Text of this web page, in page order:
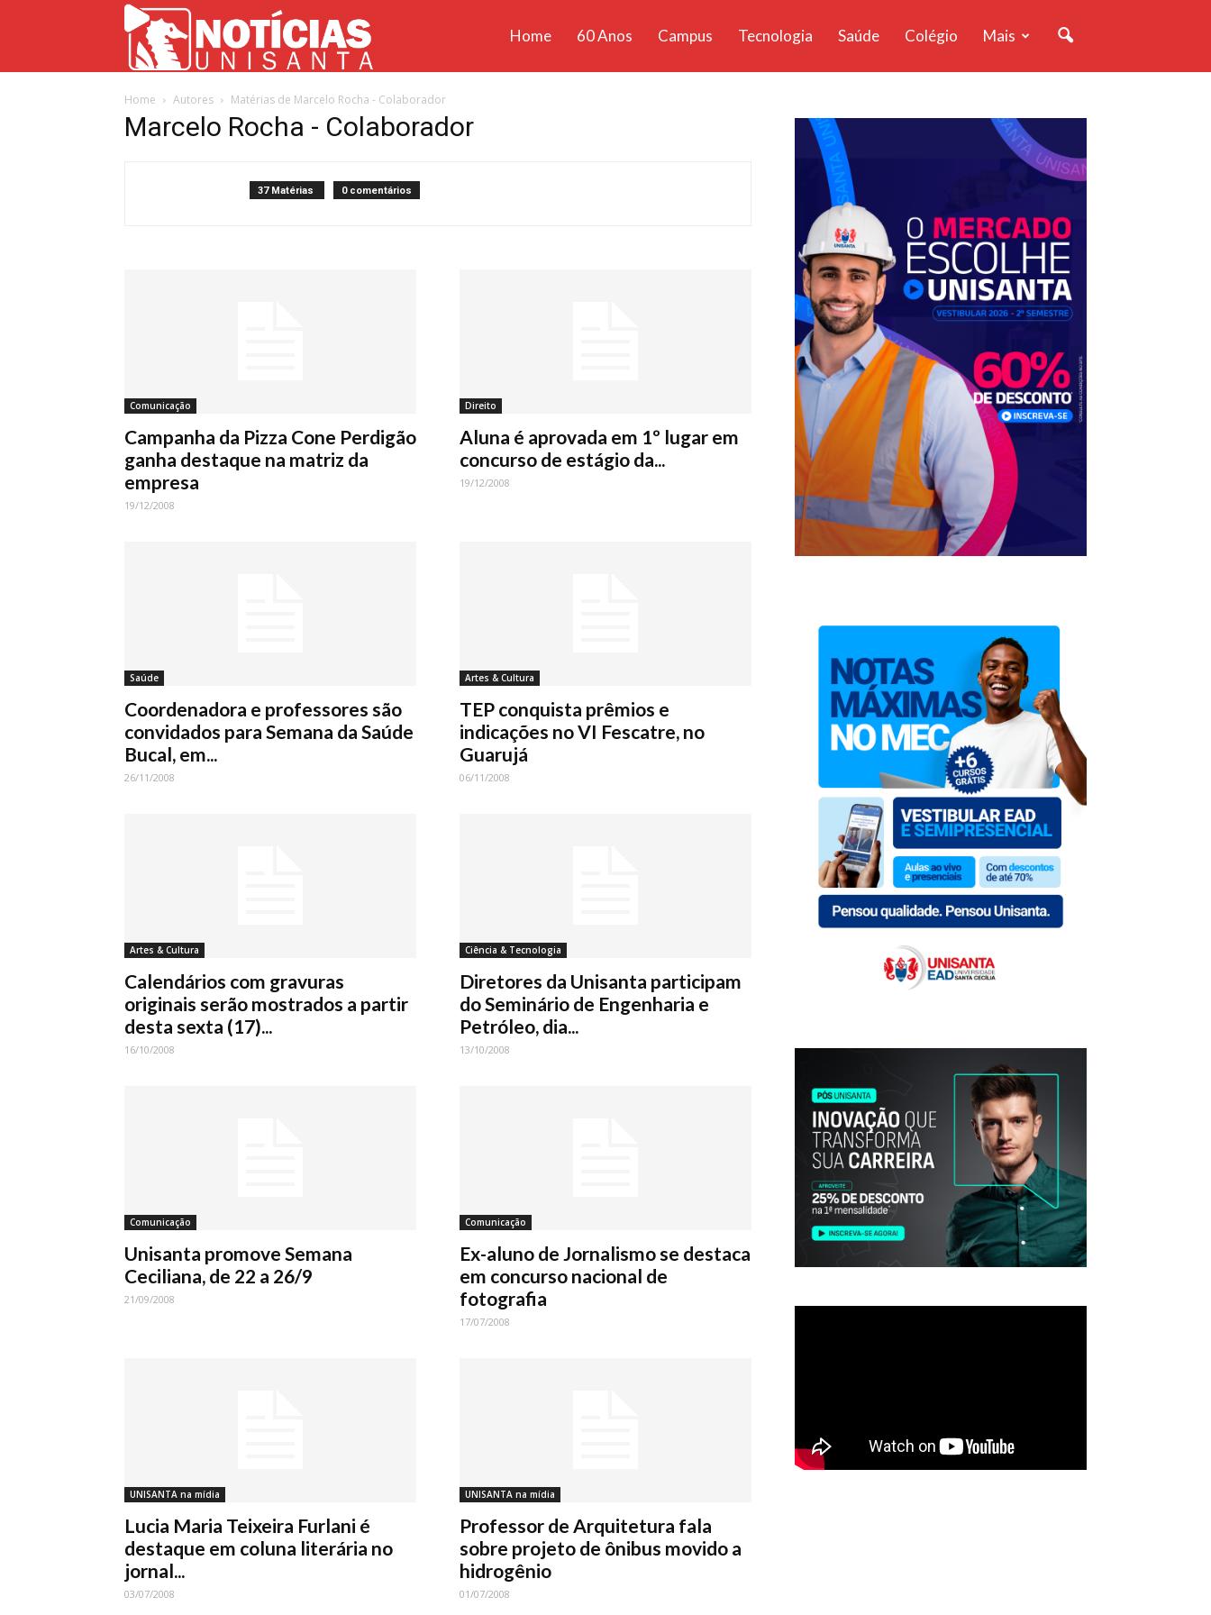
Unisanta
Home 60 Anos Campus Tecnologia Saúde Colégio Mais
Home Autores Matérias de Marcelo Rocha - Colaborador
Marcelo Rocha - Colaborador
37 Matérias 0 comentários
Comunicação
Campanha da Pizza Cone Perdigão
ganha destaque na matriz da
empresa
19/12/2008
Direito
Aluna é aprovada em 1º lugar em
concurso de estágio da...
19/12/2008
Saúde
Coordenadora e professores são
convidados para Semana da Saúde
Bucal, em...
26/11/2008
Artes & Cultura
TEP conquista prêmios e
indicações no VI Fescatre, no
Guarujá
06/11/2008
Artes & Cultura
Calendários com gravuras
originais serão mostrados a partir
desta sexta (17)...
16/10/2008
Ciência & Tecnologia
Diretores da Unisanta participam
do Seminário de Engenharia e
Petróleo, dia...
13/10/2008
Comunicação
Unisanta promove Semana
Ceciliana, de 22 a 26/9
21/09/2008
Comunicação
Ex-aluno de Jornalismo se destaca
em concurso nacional de
fotografia
17/07/2008
UNISANTA na mídia
Lucia Maria Teixeira Furlani é
destaque em coluna literária no
jornal...
03/07/2008
UNISANTA na mídia
Professor de Arquitetura fala
sobre projeto de ônibus movido a
hidrogênio
01/07/2008